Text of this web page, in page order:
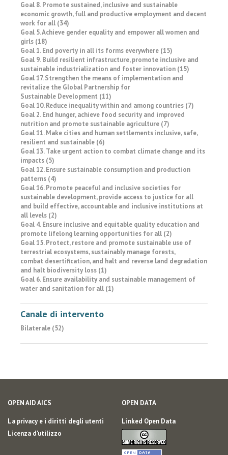
Goal 8. Promote sustained, inclusive and sustainable
economic growth, full and productive employment and decent
work for all (34)
Goal 5. Achieve gender equality and empower all women and
girls (18)
Goal 1. End poverty in all its forms everywhere (15)
Goal 9. Build resilient infrastructure, promote inclusive and
sustainable industrialization and foster innovation (15)
Goal 17. Strengthen the means of implementation and
revitalize the Global Partnership for
Sustainable Development (11)
Goal 10. Reduce inequality within and among countries (7)
Goal 2. End hunger, achieve food security and improved
nutrition and promote sustainable agriculture (7)
Goal 11. Make cities and human settlements inclusive, safe,
resilient and sustainable (6)
Goal 13. Take urgent action to combat climate change and its
impacts (5)
Goal 12. Ensure sustainable consumption and production
patterns (4)
Goal 16. Promote peaceful and inclusive societies for
sustainable development, provide access to justice for all
and build effective, accountable and inclusive institutions at
all levels (2)
Goal 4. Ensure inclusive and equitable quality education and
promote lifelong learning opportunities for all (2)
Goal 15. Protect, restore and promote sustainable use of
terrestrial ecosystems, sustainably manage forests,
combat desertification, and halt and reverse land degradation
and halt biodiversity loss (1)
Goal 6. Ensure availability and sustainable management of
water and sanitation for all (1)
Canale di intervento
Bilaterale (52)
OPEN AID AICS
La privacy e i diritti degli utenti
Licenza d'utilizzo
OPEN DATA
Linked Open Data